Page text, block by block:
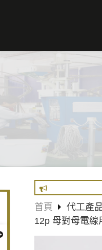
首頁 代工產
12p 母對母電線